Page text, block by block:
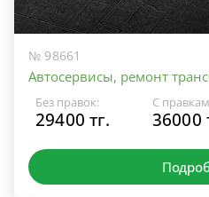
№ 98661
Автосервисы, ремонт
Без правок:
29400 тг.
С
36000